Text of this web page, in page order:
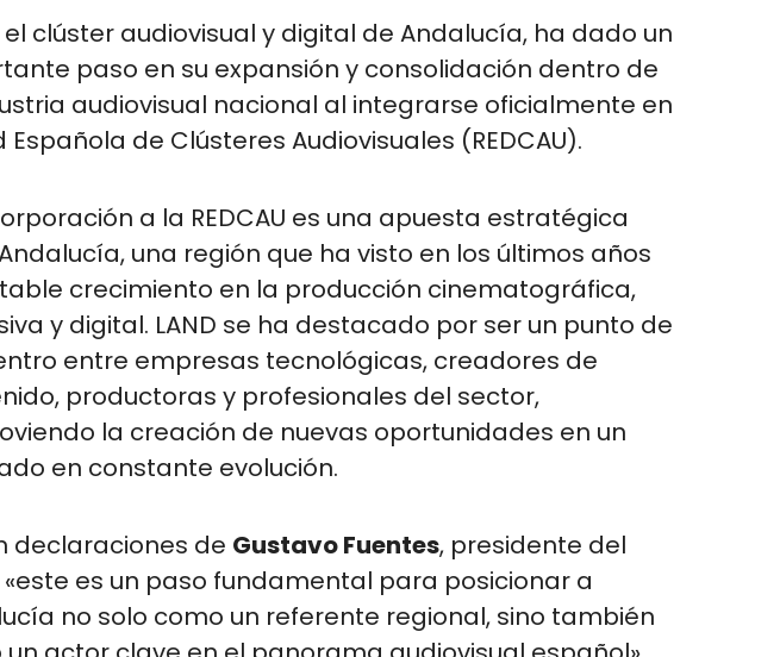
el clúster audiovisual y digital de Andalucía, ha dado un
paso en su expansión y consolidación dentro de
audiovisual nacional al integrarse oficialmente en
Española de Clústeres Audiovisuales (REDCAU).
a la REDCAU es una apuesta estratégica
una región que ha visto en los últimos años
crecimiento en la producción cinematográfica,
y digital. LAND se ha destacado por ser un punto de
entre empresas tecnológicas, creadores de
productoras y profesionales del sector,
la creación de nuevas oportunidades en un
en constante evolución.
declaraciones de Gustavo Fuentes, presidente del
«este es un paso fundamental para posicionar a
no solo como un referente regional, sino también